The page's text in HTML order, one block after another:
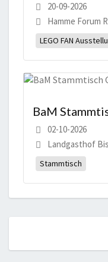
20-09-2026
Hamme Forum
LEGO FAN
BaM
02-10-2026
Landgasthof
Stammtisch